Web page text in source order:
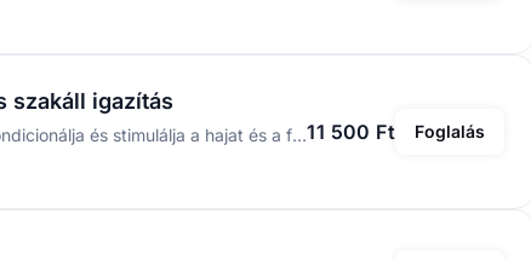
szakáll igazítás
A Morgan’s Grooming Hair Tonic Bay Rum felfrissíti, kondicionálja és stimulálja a hajat és a fejbőrt, természetes tartást és textúrát adva neki. A benne lévő búzaprotein erősíti a haj szerkezetét, a kávé- és komlókivonat pedig energetizálja a fejbőrt és elősegíti az egészséges haj növekedését. Klasszikus bay rum illatával minden hajtípushoz ajánlott, és a hajformázás előtt előformázóként használva dúsabb, frissebb frizurát eredményez.11 500 Ft Foglalás